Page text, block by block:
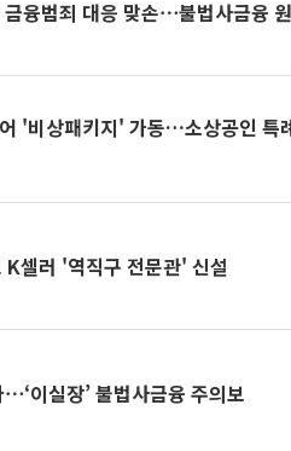
금융범죄 대응 맞손⋯불법사금융
'비상패키지' 가동…소상공인 특
셀러 '역직구 전문관' 신설
이실장’ 불법사금융 주의보